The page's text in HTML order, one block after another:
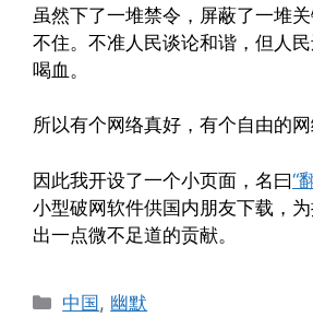
虽然下了一堆禁令，屏蔽了一堆
不住。不准人民谈论和谐，但人
喝血。
所以有个网络真好，有个自由的网
因此我开设了一个小页面，名曰“
小型破网软件供国内朋友下载，
出一点微不足道的贡献。
Categories
中国, 幽默